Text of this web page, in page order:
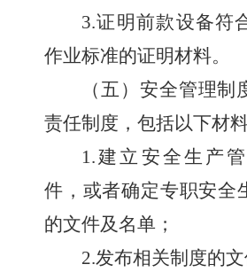
3.证明前款设备符
作业标准的证明材料。
（五）安全管理制
责任制度，包括以下材料
1.建立安全生产
件，或者确定专职安全
的文件及名单；
2.发布相关制度的文